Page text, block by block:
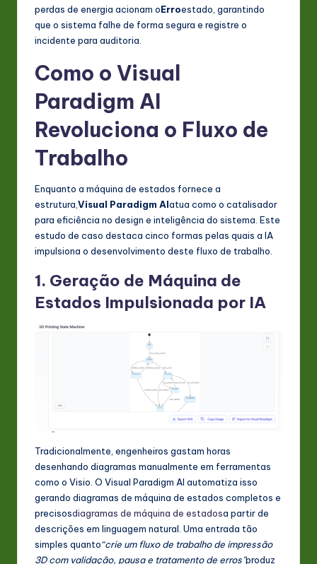
perdas de energia acionam oErroestado, garantindo
que o sistema falhe de forma segura e registre o
incidente para auditoria.
Como o Visual
Paradigm AI
Revoluciona o Fluxo de
Trabalho
Enquanto a máquina de estados fornece a
estrutura, Visual Paradigm AIatua como o catalisador
para eficiência no design e inteligência do sistema. Este
estudo de caso destaca cinco formas pelas quais a IA
impulsiona o desenvolvimento deste fluxo de trabalho.
1. Geração de Máquina de
Estados Impulsionada por IA
Tradicionalmente, engenheiros gastam horas
desenhando diagramas manualmente em ferramentas
como o Visio. O Visual Paradigm AI automatiza isso
gerando diagramas de máquina de estados completos e
precisosdiagramas de máquina de estadosa partir de
descrições em linguagem natural. Uma entrada tão
simples quanto“crie um fluxo de trabalho de impressão
3D com validação, pausa e tratamento de erros”produz